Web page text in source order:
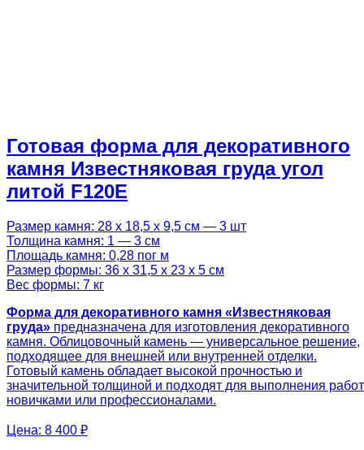
Готовая форма для декоративного
камня Известняковая груда угол
литой F120E
Размер камня: 28 х 18,5 х 9,5 см — 3 шт
Толщина камня: 1 — 3 см
Площадь камня: 0,28 пог м
Размер формы: 36 х 31,5 х 23 х 5 см
Вес формы: 7 кг
Форма для декоративного камня «Известняковая
груда» предназначена для изготовления декоративного
камня. Облицовочный камень — универсальное решение,
подходящее для внешней или внутренней отделки.
Готовый камень обладает высокой прочностью и
значительной толщиной и подходят для выполнения работ
новичками или профессионалами.
Цена: 8 400 ₽